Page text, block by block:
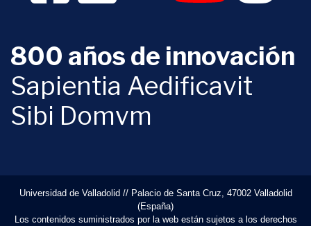
800 años de innovación
Sapientia Aedificavit
Sibi Domvm
Universidad de Valladolid // Palacio de Santa Cruz, 47002 Valladolid
(España)
Los contenidos suministrados por la web están sujetos a los derechos